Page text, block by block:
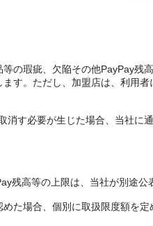
の瑕疵、欠陥その他PayPay残
す。ただし、加盟店は、利用
す必要が生じた場合、当社に
残高等の上限は、当社が別途公
た場合、個別に取扱限度額を